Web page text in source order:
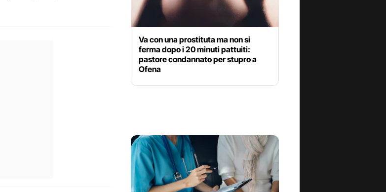
Va con una prostituta ma non si
ferma dopo i 20 minuti pattuiti:
pastore condannato per stupro a
Ofena